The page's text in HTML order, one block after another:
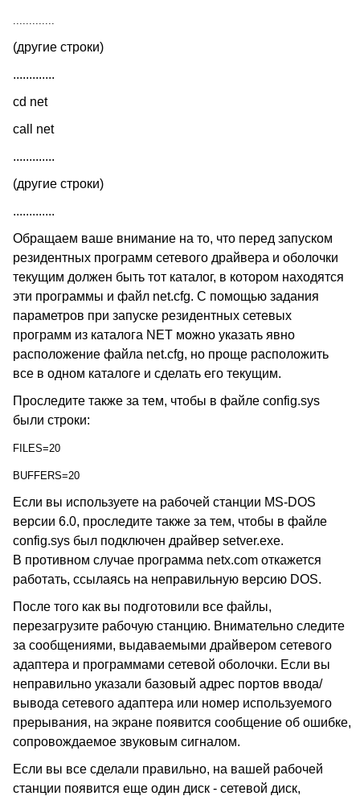
.............
(другие строки)
.............
cd net
call net
.............
(другие строки)
.............
Обращаем ваше внимание на то, что перед запуском
резидентных программ сетевого драйвера и оболочки
текущим должен быть тот каталог, в котором находятся
эти программы и файл net.cfg. С помощью задания
параметров при запуске резидентных сетевых
программ из каталога NET можно указать явно
расположение файла net.cfg, но проще расположить
все в одном каталоге и сделать его текущим.
Проследите также за тем, чтобы в файле config.sys
были строки:
FILES=20
BUFFERS=20
Если вы используете на рабочей станции MS-DOS
версии 6.0, проследите также за тем, чтобы в файле
config.sys был подключен драйвер setver.exe.
В противном случае программа netx.com откажется
работать, ссылаясь на неправильную версию DOS.
После того как вы подготовили все файлы,
перезагрузите рабочую станцию. Внимательно следите
за сообщениями, выдаваемыми драйвером сетевого
адаптера и программами сетевой оболочки. Если вы
неправильно указали базовый адрес портов ввода/
вывода сетевого адаптера или номер используемого
прерывания, на экране появится сообщение об ошибке,
сопровождаемое звуковым сигналом.
Если вы все сделали правильно, на вашей рабочей
станции появится еще один диск - сетевой диск,